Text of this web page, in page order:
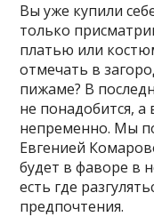
Вы уже купили
только
платью или
отмечать в
пижаме? В
не понадобится,
непременно. Мы
Евгенией
будет в фаворе в
есть где
предпочтения.